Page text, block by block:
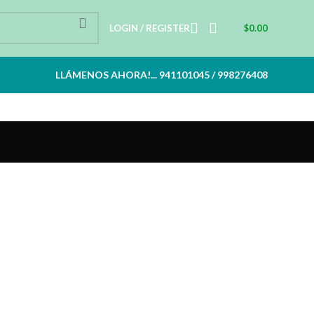
LOGIN / REGISTER $0.00
LLÁMENOS AHORA!... 941101045 / 998276408